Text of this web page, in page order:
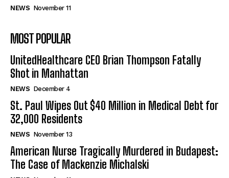
NEWS November 11
MOST POPULAR
UnitedHealthcare CEO Brian Thompson Fatally
Shot in Manhattan
NEWS December 4
St. Paul Wipes Out $40 Million in Medical Debt for
32,000 Residents
NEWS November 13
American Nurse Tragically Murdered in Budapest:
The Case of Mackenzie Michalski